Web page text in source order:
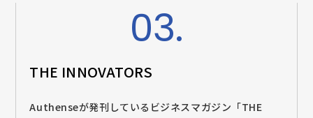
03.
THE INNOVATORS
Authenseが発刊しているビジネスマガジン「THE